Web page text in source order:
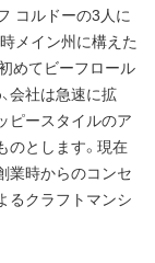
コルドーの3人に
メイン州に構えた
めてビーフロール
会社は急速に拡
ピースタイルのア
のとします。現在
業時からのコンセ
るクラフトマンシ